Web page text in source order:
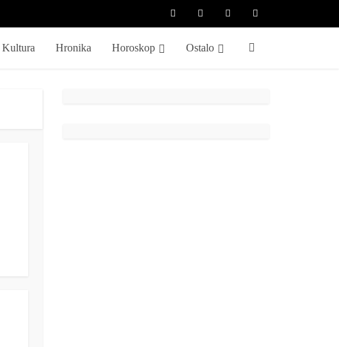
Kultura Hronika Horoskop Ostalo